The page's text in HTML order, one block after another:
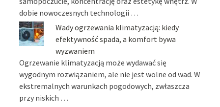
dobie nowoczesnych technologii …
Wady ogrzewania klimatyzacją: kiedy
efektywność spada, a komfort bywa
wyzwaniem
Ogrzewanie klimatyzacją może wydawać się
wygodnym rozwiązaniem, ale nie jest wolne od wad. W
ekstremalnych warunkach pogodowych, zwłaszcza
przy niskich …